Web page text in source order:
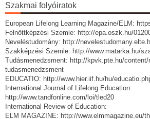
Szakmai folyóiratok
European Lifelong Learning Magazine/ELM:
Felnőttképzési Szemle: http://epa.oszk.hu/
Neveléstudomány: http://
Szakképzési Szemle: http://www.matarka.hu/
Tudásmenedzsment: http://kpvk.pte.hu/
tudasmenedzsment
EDUCATIO: http://www.hier.iif.hu/hu/
International Journal of Lifelong Education:
http://www.tandfonline.com/loi/tled20
International Review of Education:
ELM MAGAZINE: http://www.elmmagazine.eu/